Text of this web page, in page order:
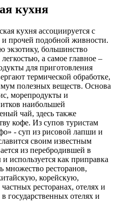
кухня
кухня ассоциируется с
и прочей подобной живности.
экзотику, большинство
а самое главное –
для приготовления
термической обработке,
полезных веществ. Основа
морепродукты и
наибольшей
чай, здесь также
кофе. Из супов туристам
- суп из рисовой лапши и
своим известным
из перебродившей в
используется как приправка
множество ресторанов,
корейскую,
ресторанах, отелях и
государственных отелях и